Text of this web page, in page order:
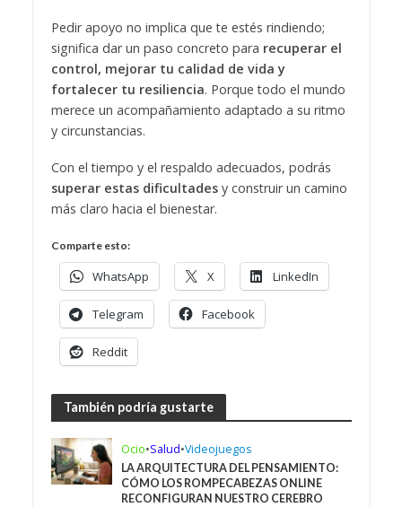
Pedir apoyo no implica que te estés rindiendo;
significa dar un paso concreto para recuperar el
control, mejorar tu calidad de vida y
fortalecer tu resiliencia. Porque todo el mundo
merece un acompañamiento adaptado a su ritmo
y circunstancias.
Con el tiempo y el respaldo adecuados, podrás
superar estas dificultades y construir un camino
más claro hacia el bienestar.
Comparte esto:
WhatsApp X LinkedIn
Telegram Facebook
Reddit
También podría gustarte
Ocio•Salud•Videojuegos
LA ARQUITECTURA DEL PENSAMIENTO:
CÓMO LOS ROMPECABEZAS ONLINE
RECONFIGURAN NUESTRO CEREBRO